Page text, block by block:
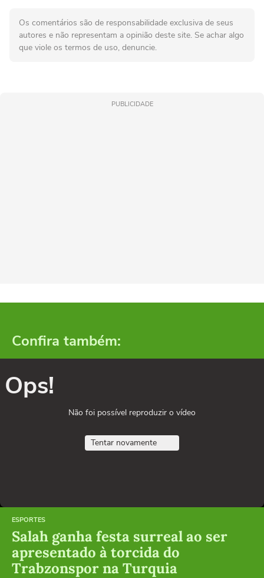
Os comentários são de responsabilidade exclusiva de seus
autores e não representam a opinião deste site. Se achar algo
que viole os termos de uso, denuncie.
PUBLICIDADE
Confira também:
Ops!
Não foi possível reproduzir o vídeo
Tentar novamente
ESPORTES
Salah ganha festa surreal ao ser
apresentado à torcida do
Trabzonspor na Turquia